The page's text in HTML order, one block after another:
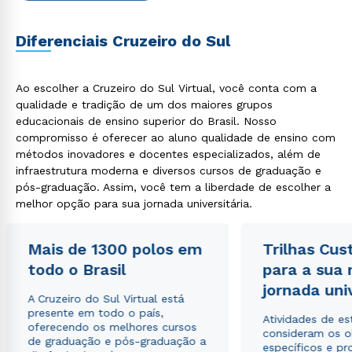
Diferenciais Cruzeiro do Sul
Ao escolher a Cruzeiro do Sul Virtual, você conta com a
qualidade e tradição de um dos maiores grupos
educacionais de ensino superior do Brasil. Nosso
compromisso é oferecer ao aluno qualidade de ensino com
métodos inovadores e docentes especializados, além de
infraestrutura moderna e diversos cursos de graduação e
pós-graduação. Assim, você tem a liberdade de escolher a
melhor opção para sua jornada universitária.
Mais de 1300 polos em
todo o Brasil
A Cruzeiro do Sul Virtual está
presente em todo o país,
oferecendo os melhores cursos
de graduação e pós-graduação a
Trilhas
para a sua
jornada
Atividades de
consideram os
específicos e
Rápido e fácil
WhatsApp
ou
Estou de acordo com a Política de Privacidade.e
autorizo que meus dados sejam utilizados para o